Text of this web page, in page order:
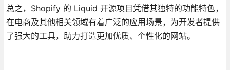
总之，Shopify 的 Liquid 开源项目凭借其独特的功能特色，
在电商及其他相关领域有着广泛的应用场景，为开发者提供
了强大的工具，助力打造更加优质、个性化的网站。